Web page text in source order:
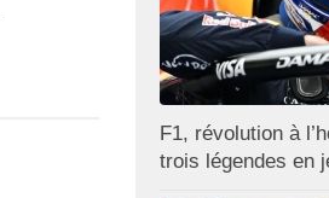
F1, révolution à
trois légendes en